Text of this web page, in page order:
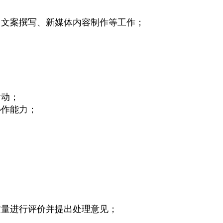
案撰写、新媒体内容制作等工作；
；
能力；
进行评价并提出处理意见；